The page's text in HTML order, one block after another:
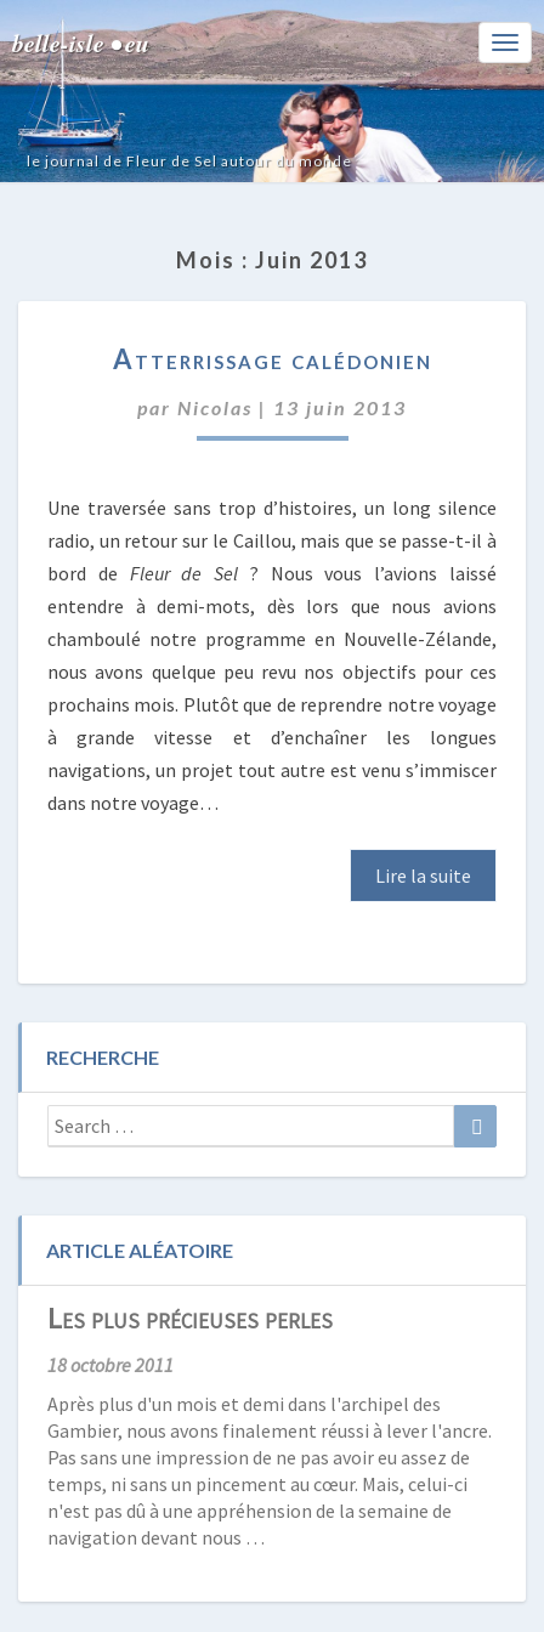
belle-isle • eu
le journal de Fleur de Sel autour du monde
Mois : Juin 2013
CALÉDONIEN
Atterrissage calédonien
par Nicolas | 13 juin 2013
Une traversée sans trop d’histoires, un long silence
radio, un retour sur le Caillou, mais que se passe-t-il à
bord de Fleur de Sel ? Nous vous l’avions laissé
entendre à demi-mots, dès lors que nous avions
chamboulé notre programme en Nouvelle-Zélande,
nous avons quelque peu revu nos objectifs pour ces
prochains mois. Plutôt que de reprendre notre voyage
à grande vitesse et d’enchaîner les longues
navigations, un projet tout autre est venu s’immiscer
dans notre voyage…
Lire la suite
RECHERCHE
Search
for:
Search
ARTICLE ALÉATOIRE
Les plus précieuses perles
18 octobre 2011
Après plus d'un mois et demi dans l'archipel des
Gambier, nous avons finalement réussi à lever l'ancre.
Pas sans une impression de ne pas avoir eu assez de
temps, ni sans un pincement au cœur. Mais, celui-ci
n'est pas dû à une appréhension de la semaine de
navigation devant nous …